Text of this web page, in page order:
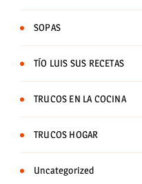
SOPAS
TÍO LUIS SUS RECETAS
TRUCOS EN LA COCINA
TRUCOS HOGAR
Uncategorized